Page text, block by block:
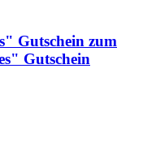
Gutschein zum
Gutschein